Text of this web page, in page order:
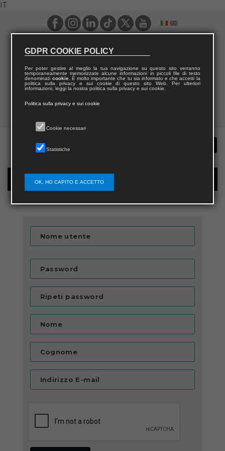
IT
Registrazione nuovo utente per acquisti sul sito
Nome utente
Password
Ripeti password
Nome
Cognome
Indirizzo E-mail
GDPR COOKIE POLICY
Per poter gestire al meglio la tua navigazione su questo sito verranno
temporaneamente memorizzate alcune informazioni in piccoli file di testo
denominati cookie. È molto importante che tu sia informato e che accetti la
politica sulla privacy e sui cookie di questo sito Web. Per ulteriori
informazioni, leggi la nostra politica sulla privacy e sui cookie.
Politica sulla privacy e sui cookie
Cookie necessari
Statistiche
OK, HO CAPITO E ACCETTO